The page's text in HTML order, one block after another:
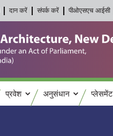
दान करें संपर्क करें पीओएसएच आईसी
प्रवेश अनुसंधान प्लेसमेंट